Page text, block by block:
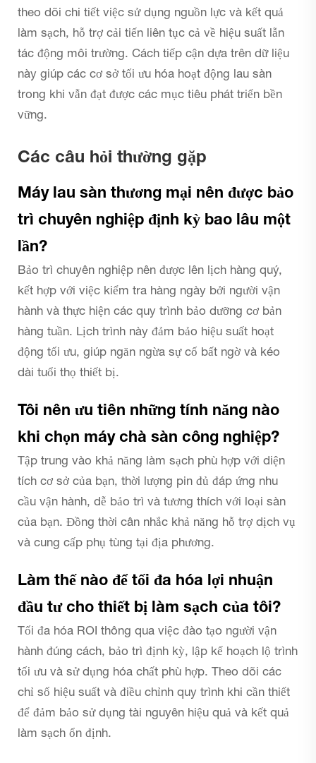
theo dõi chi tiết việc sử dụng nguồn lực và kết quả
làm sạch, hỗ trợ cải tiến liên tục cả về hiệu suất lẫn
tác động môi trường. Cách tiếp cận dựa trên dữ liệu
này giúp các cơ sở tối ưu hóa hoạt động lau sàn
trong khi vẫn đạt được các mục tiêu phát triển bền
vững.
Các câu hỏi thường gặp
Máy lau sàn thương mại nên được bảo
trì chuyên nghiệp định kỳ bao lâu một
lần?
Bảo trì chuyên nghiệp nên được lên lịch hàng quý,
kết hợp với việc kiểm tra hàng ngày bởi người vận
hành và thực hiện các quy trình bảo dưỡng cơ bản
hàng tuần. Lịch trình này đảm bảo hiệu suất hoạt
động tối ưu, giúp ngăn ngừa sự cố bất ngờ và kéo
dài tuổi thọ thiết bị.
Tôi nên ưu tiên những tính năng nào
khi chọn máy chà sàn công nghiệp?
Tập trung vào khả năng làm sạch phù hợp với diện
tích cơ sở của bạn, thời lượng pin đủ đáp ứng nhu
cầu vận hành, dễ bảo trì và tương thích với loại sàn
của bạn. Đồng thời cân nhắc khả năng hỗ trợ dịch vụ
và cung cấp phụ tùng tại địa phương.
Làm thế nào để tối đa hóa lợi nhuận
đầu tư cho thiết bị làm sạch của tôi?
Tối đa hóa ROI thông qua việc đào tạo người vận
hành đúng cách, bảo trì định kỳ, lập kế hoạch lộ trình
tối ưu và sử dụng hóa chất phù hợp. Theo dõi các
chỉ số hiệu suất và điều chỉnh quy trình khi cần thiết
để đảm bảo sử dụng tài nguyên hiệu quả và kết quả
làm sạch ổn định.